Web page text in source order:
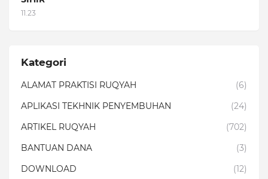
11.23
Kategori
ALAMAT PRAKTISI RUQYAH
(6)
APLIKASI TEKHNIK PENYEMBUHAN
(24)
ARTIKEL RUQYAH
(702)
BANTUAN DANA
(3)
DOWNLOAD
(12)